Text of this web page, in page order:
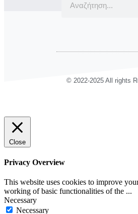
© 2022-2025 All rights
Close
Privacy Overview
This website uses cookies to improve
working of basic functionalities of the ...
Necessary
Necessary